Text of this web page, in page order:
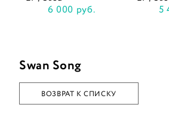
6 000 руб. 5
Swan Song
ВОЗВРАТ К СПИСКУ